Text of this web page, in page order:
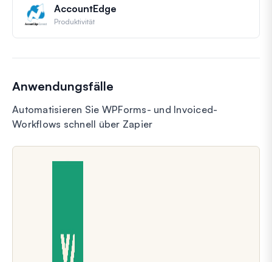
AccountEdge
Produktivität
Anwendungsfälle
Automatisieren Sie WPForms- und Invoiced-
Workflows schnell über Zapier